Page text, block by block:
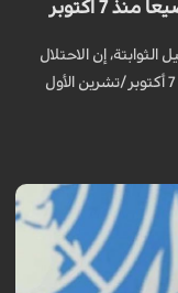
إن الاحتلال
الصهيوني قتل 1091 رضيعا فلسطينيا بغزة منذ 7 أكتوبر/تشرين الأول